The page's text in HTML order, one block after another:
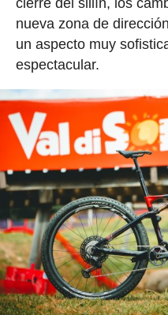
nueva zona de
un aspecto muy
espectacular.